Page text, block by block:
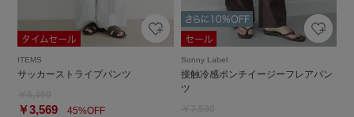
ITEMS
サッカーストライプパンツ
￥3,569 45%OFF
Sonny Label
接触冷感ポンチイージーフレアパン
ツ